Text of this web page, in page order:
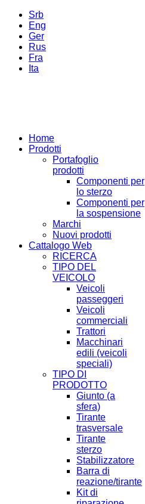
Srb
Eng
Ger
Rus
Fra
Ita
Home
Prodotti
Portafoglio
prodotti
Componenti per
lo sterzo
Componenti per
la sospensione
Marchi
Nuovi prodotti
Cattalogo Web
RICERCA
TIPO DEL
VEICOLO
Veicoli
passeggeri
Veicoli
commerciali
Trattori
Macchinari
edili (veicoli
speciali)
TIPO DI
PRODOTTO
Giunto (a
sfera)
Tirante
trasversale
Tirante
sterzo
Stabilizzatore
Barra di
reazione/tirante
Kit di